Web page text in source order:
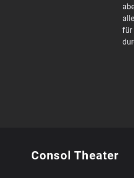
für
Consol Theater